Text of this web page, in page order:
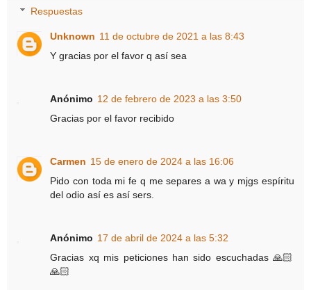
Respuestas
Unknown 11 de octubre de 2021 a las 8:43
Y gracias por el favor q así sea
Anónimo 12 de febrero de 2023 a las 3:50
Gracias por el favor recibido
Carmen 15 de enero de 2024 a las 16:06
Pido con toda mi fe q me separes a wa y mjgs espíritu
del odio así es así sers.
Anónimo 17 de abril de 2024 a las 5:32
Gracias xq mis peticiones han sido escuchadas 🙏🏻
🙏🏻